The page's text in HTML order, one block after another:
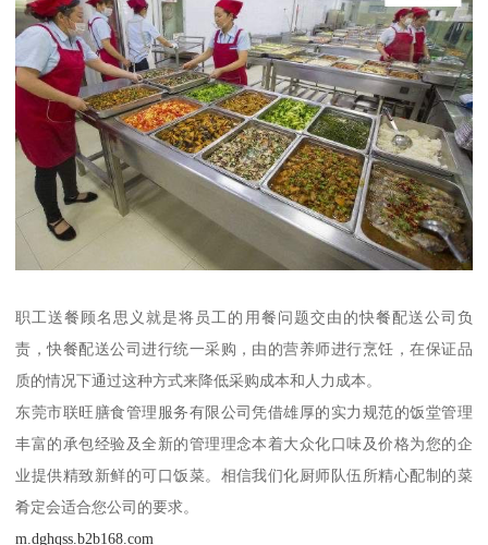
职工送餐顾名思义就是将员工的用餐问题交由的快餐配送公司负
责，快餐配送公司进行统一采购，由的营养师进行烹饪，在保证品
质的情况下通过这种方式来降低采购成本和人力成本。
东莞市联旺膳食管理服务有限公司凭借雄厚的实力规范的饭堂管理
丰富的承包经验及全新的管理理念本着大众化口味及价格为您的企
业提供精致新鲜的可口饭菜。相信我们化厨师队伍所精心配制的菜
肴定会适合您公司的要求。
m.dghqss.b2b168.com